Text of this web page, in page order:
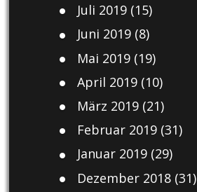
Juli 2019(15)
Juni 2019(8)
Mai 2019(19)
April 2019(10)
März 2019(21)
Februar 2019(31)
Januar 2019(29)
Dezember 2018(31)